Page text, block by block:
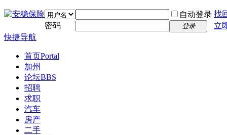
自动登录 找
密码
登录
立
快捷导航
首页Portal
加州
论坛BBS
招聘
求职
汽车
房产
二手